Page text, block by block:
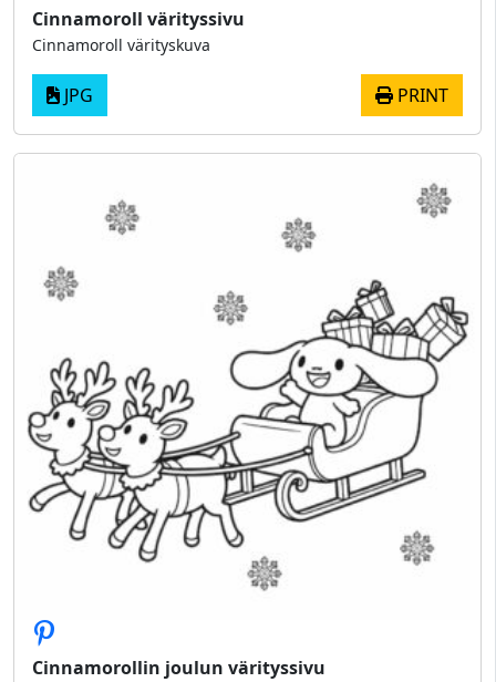
Cinnamoroll värityssivu
Cinnamoroll värityskuva
JPG PRINT
Cinnamorollin joulun värityssivu